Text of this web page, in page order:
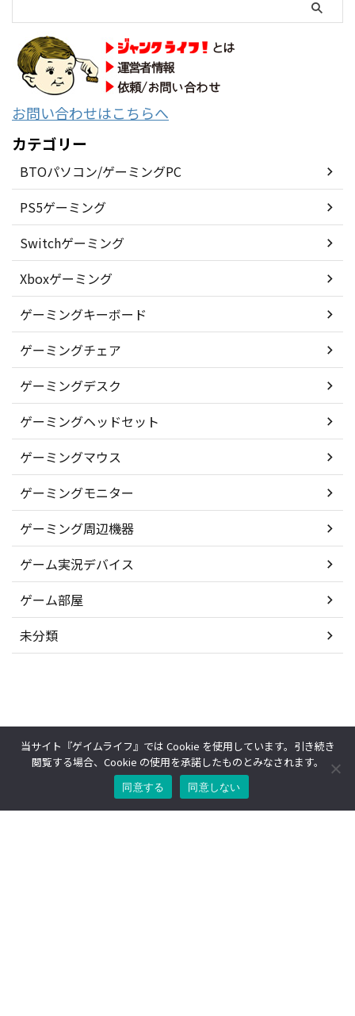
お問い合わせはこちらへ
カテゴリー
BTOパソコン/ゲーミングPC
PS5ゲーミング
Switchゲーミング
Xboxゲーミング
ゲーミングキーボード
ゲーミングチェア
ゲーミングデスク
ゲーミングヘッドセット
ゲーミングマウス
ゲーミングモニター
ゲーミング周辺機器
ゲーム実況デバイス
ゲーム部屋
未分類
当サイト『ゲイムライフ』では Cookie を使用しています。引き続き
閲覧する場合、Cookie の使用を承諾したものとみなされます。
同意する 同意しない